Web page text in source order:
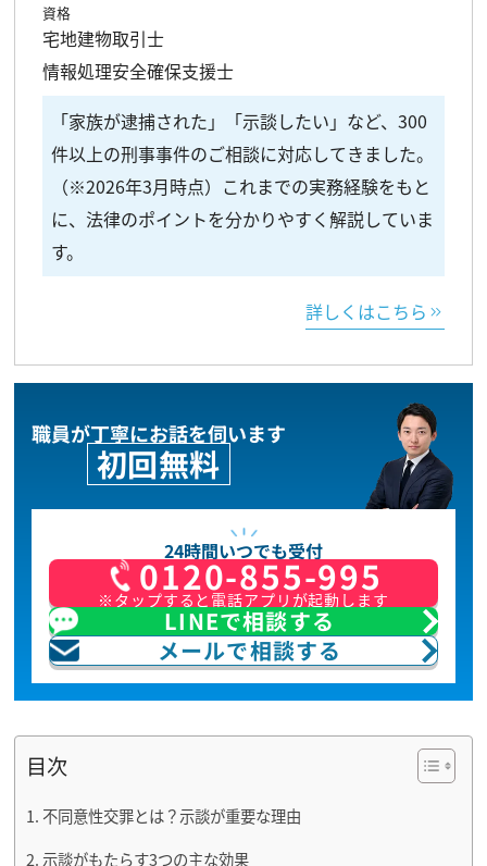
資格
宅地建物取引士
情報処理安全確保支援士
「家族が逮捕された」「示談したい」など、300
件以上の刑事事件のご相談に対応してきました。
（※2026年3月時点）これまでの実務経験をもと
に、法律のポイントを分かりやすく解説していま
す。
詳しくはこちら
職員が丁寧にお話を伺います
初回無料
24時間いつでも受付
0120-855-995
※タップすると電話アプリが起動します
LINEで相談する
メールで相談する
目次
不同意性交罪とは？示談が重要な理由
示談がもたらす3つの主な効果